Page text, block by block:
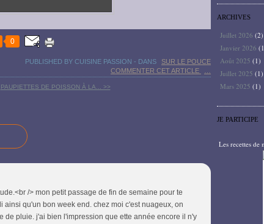
0
PUBLISHED BY CUISINE PASSION - DANS
SUR LE POUCE
COMMENTER CET ARTICLE
PAUPIETTES DE POISSON À LA... >>
/> mon petit passage de fin de semaine pour te
qu'un bon week end. chez moi c'est nuageux, on
de pluie. j'ai bien l'impression que ette année encore il n'y
ARCHIVES
Juillet 2026 (2)
Janvier 2026
Août 2025 (1)
Juillet 2025 (1)
Mars 2025 (1)
JE PARTICIPE
Les recettes de